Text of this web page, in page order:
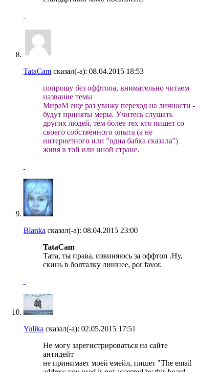
TataCam сказал(-а): 08.04.2015 18:53
попрошу без оффтопа, внимательно читаем
название темы
МираМ еще раз увижу переход на личности -
будут приняты меры. Учитесь слушать
других людей, тем более тех кто пишет со
своего собственного опыта (а не
интернетного или "одна бабка сказала")
живя в той или иной стране.
Blanka сказал(-а): 08.04.2015 23:00
TataCam
Тата, ты права, извиняюсь за оффтоп .Ну,
скинь в болталку лишнее, por favor.
Yulika сказал(-а): 02.05.2015 17:51
Не могу зарегистрироваться на сайте
антидейт
не принимает моей емейл, пишет "The email